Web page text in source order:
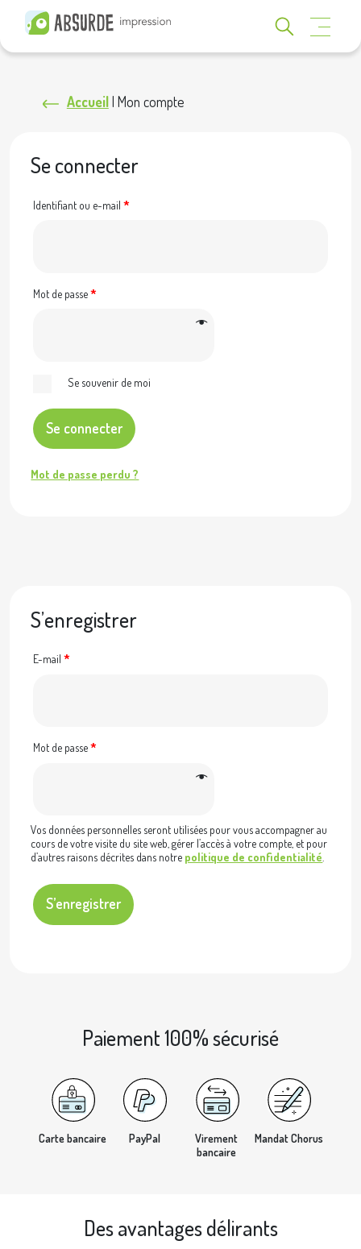
Accueil| Mon compte
Se connecter
Identifiant ou e-mail*
Mot de passe*
Se souvenir de moi
Se connecter
Mot de passe perdu ?
S’enregistrer
E-mail*
Mot de passe*
Vos données personnelles seront utilisées pour vous accompagner au
cours de votre visite du site web, gérer l’accès à votre compte, et pour
d’autres raisons décrites dans notre politique de confidentialité
S’enregistrer
Paiement 100% sécurisé
Carte bancaire PayPal
Virement
bancaire
Mandat Chorus
Des avantages délirants